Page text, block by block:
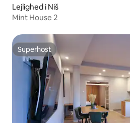
Lejlighed i Niš
Mint House 2
Superhost
Superhost